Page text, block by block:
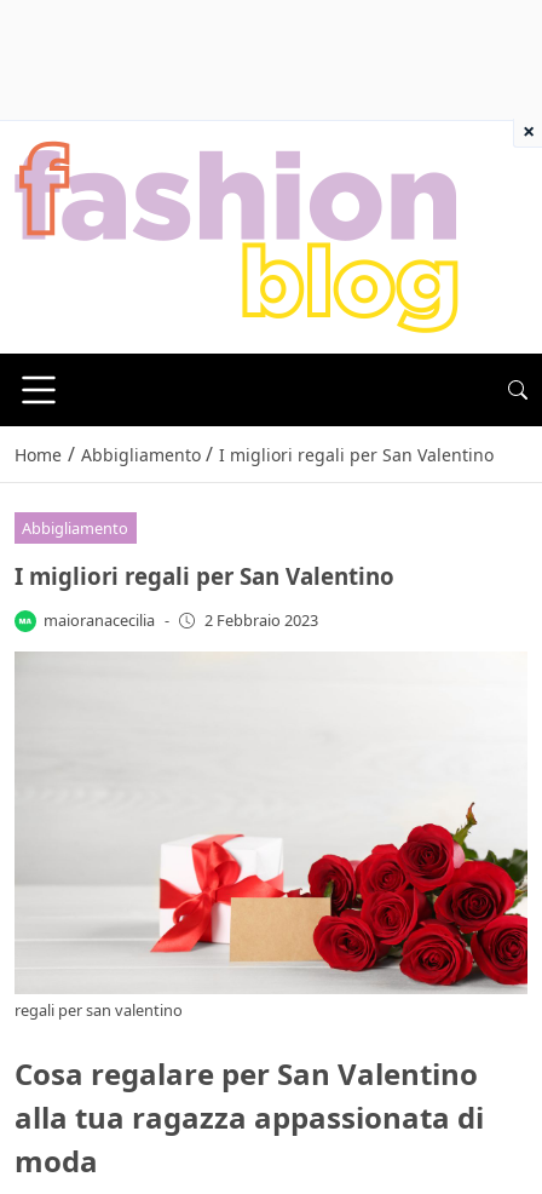
Home / Abbigliamento / I migliori regali per San Valentino
Abbigliamento
I migliori regali per San Valentino
maioranacecilia - 2 Febbraio 2023
regali per san valentino
Cosa regalare per San Valentino
alla tua ragazza appassionata di
moda
×